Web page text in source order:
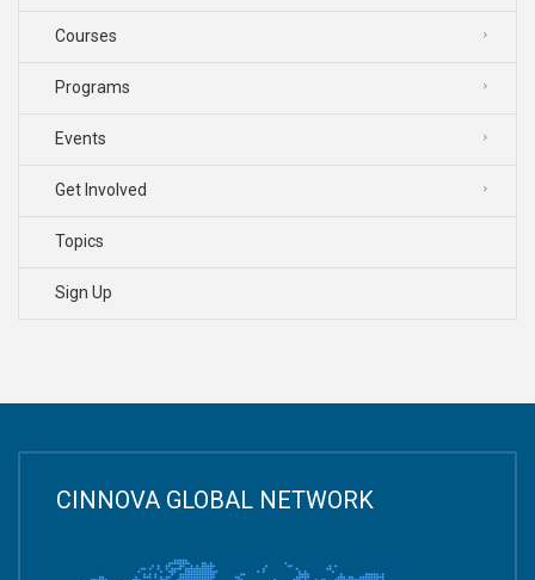
Courses
Programs
Events
Get Involved
Topics
Sign Up
CINNOVA GLOBAL NETWORK